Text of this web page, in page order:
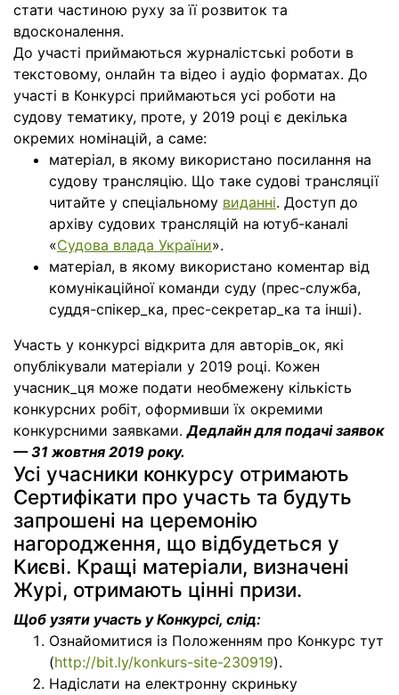
стати частиною руху за її розвиток та
вдосконалення.
До участі приймаються журналістські роботи в
текстовому, онлайн та відео і аудіо форматах. До
участі в Конкурсі приймаються усі роботи на
судову тематику, проте, у 2019 році є декілька
окремих номінацій, а саме:
матеріал, в якому використано посилання на
судову трансляцію. Що таке судові трансляції
читайте у спеціальному виданні. Доступ до
архіву судових трансляцій на ютуб-каналі
«Судова влада України».
матеріал, в якому використано коментар від
комунікаційної команди суду (прес-служба,
суддя-спікер_ка, прес-секретар_ка та інші).
Участь у конкурсі відкрита для авторів_ок, які
опублікували матеріали у 2019 році. Кожен
учасник_ця може подати необмежену кількість
конкурсних робіт, оформивши їх окремими
конкурсними заявками.Дедлайн для подачі заявок
—31 жовтня 2019 року.
Усі учасники конкурсу отримають
Сертифікати про участь та будуть
запрошені на церемонію
нагородження, що відбудеться у
Києві. Кращі матеріали, визначені
Журі, отримають цінні призи.
Щоб узяти участь у Конкурсі, слід:
Ознайомитися із Положенням про Конкурс тут
(http://bit.ly/konkurs-site-230919).
Надіслати на електронну скриньку